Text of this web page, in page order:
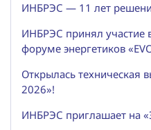
ИНБРЭС — 11 лет
ИНБРЭС принял участие
форуме энергетиков
Открылась техническая
2026»!
ИНБРЭС приглашает на